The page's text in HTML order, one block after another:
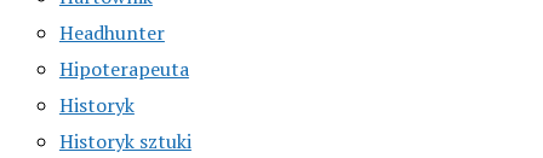
Headhunter
Hipoterapeuta
Historyk
Historyk sztuki